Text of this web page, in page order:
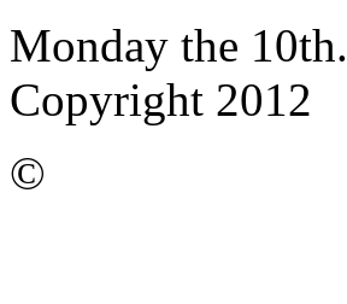
Monday the 10th.
Copyright 2012
©